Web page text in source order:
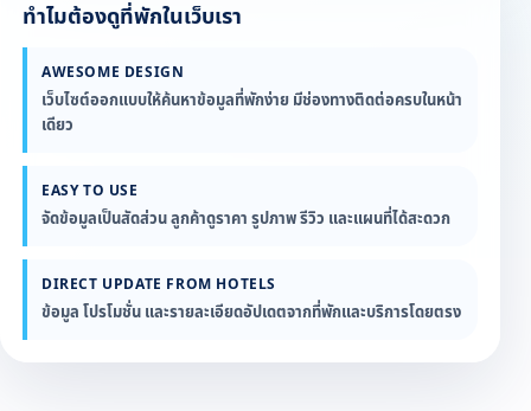
ทำไมต้องดูที่พักในเว็บเรา
AWESOME DESIGN
เว็บไซต์ออกแบบให้ค้นหาข้อมูลที่พักง่าย มีช่องทางติดต่อครบในหน้า
เดียว
EASY TO USE
จัดข้อมูลเป็นสัดส่วน ลูกค้าดูราคา รูปภาพ รีวิว และแผนที่ได้สะดวก
DIRECT UPDATE FROM HOTELS
ข้อมูล โปรโมชั่น และรายละเอียดอัปเดตจากที่พักและบริการโดยตรง